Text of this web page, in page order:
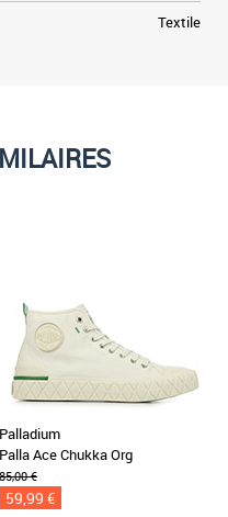
Textile
Palladium
Palla Ace Chukka Org
85,00 €
59,99 €